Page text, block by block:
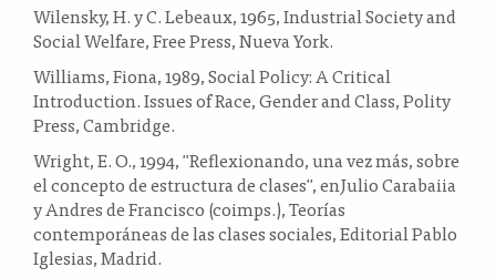
Wilensky, H. y C. Lebeaux, 1965, Industrial Society and
Social Welfare, Free Press, Nueva York.
Williams, Fiona, 1989, Social Policy: A Critical
Introduction. Issues of Race, Gender and Class, Polity
Press, Cambridge.
Wright, E. O., 1994, "Reflexionando, una vez más, sobre
el concepto de estructura de clases", enJulio Carabaiia
y Andres de Francisco (coimps.), Teorías
contemporáneas de las clases sociales, Editorial Pablo
Iglesias, Madrid.